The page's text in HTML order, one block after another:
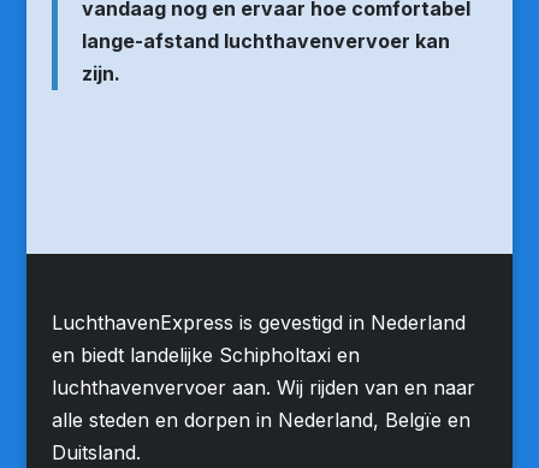
vandaag nog en ervaar hoe comfortabel
lange-afstand luchthavenvervoer kan
zijn.
LuchthavenExpress is gevestigd in Nederland
en biedt landelijke Schipholtaxi en
luchthavenvervoer aan. Wij rijden van en naar
alle steden en dorpen in Nederland, Belgïe en
Duitsland.